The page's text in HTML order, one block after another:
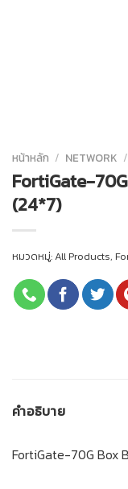
หน้าหลัก / NETWORK /
FortiGate-
(24*7)
หมวดหมู่:All Products,
คำอธิบาย
FortiGate-70G Box